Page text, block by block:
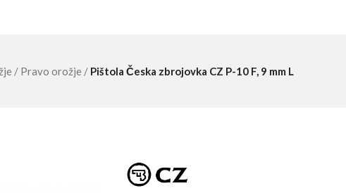
/ Pravo orožje / Pištola Česka zbrojovka CZ P-10 F, 9 mm L